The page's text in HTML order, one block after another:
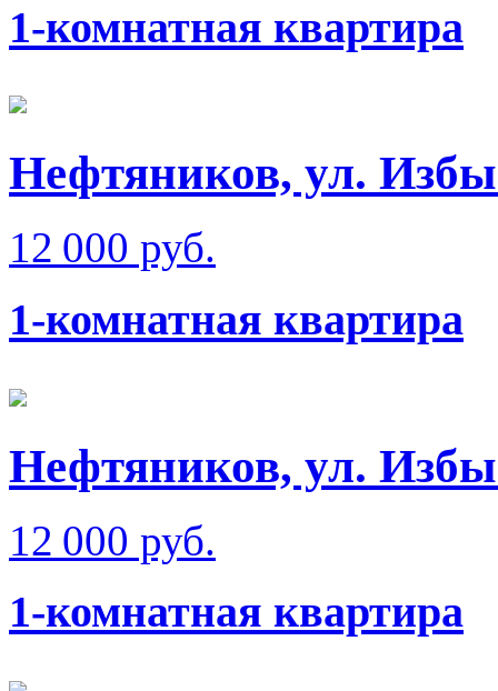
1-комнатная квартира
Нефтяников, ул.
12 000 руб.
1-комнатная квартира
Нефтяников, ул.
12 000 руб.
1-комнатная квартира